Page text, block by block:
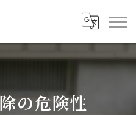
の危険性